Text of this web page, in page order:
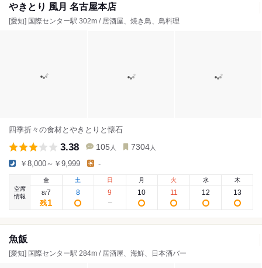
やきとり 風月 名古屋本店
[愛知] 国際センター駅 302m / 居酒屋、焼き鳥、鳥料理
四季折々の食材とやきとりと懐石
3.38 105 人 7304 人
￥8,000～￥9,999 -
空席
情報
金
8/7
残1
土
8
日
9
月
10
火
11
水
12
木
13
魚飯
[愛知] 国際センター駅 284m / 居酒屋、海鮮、日本酒バー